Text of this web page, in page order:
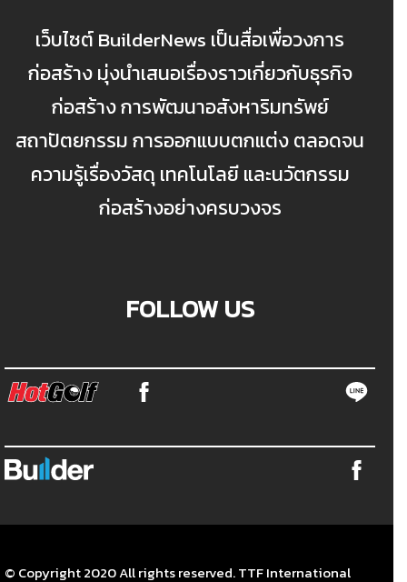
เว็บไซต์ BuilderNews เป็นสื่อเพื่อวงการ
ก่อสร้าง มุ่งนำเสนอเรื่องราวเกี่ยวกับธุรกิจ
ก่อสร้าง การพัฒนาอสังหาริมทรัพย์
สถาปัตยกรรม การออกแบบตกแต่ง ตลอดจน
ความรู้เรื่องวัสดุ เทคโนโลยี และนวัตกรรม
ก่อสร้างอย่างครบวงจร
FOLLOW US
© Copyright 2020 All rights reserved. TTF International